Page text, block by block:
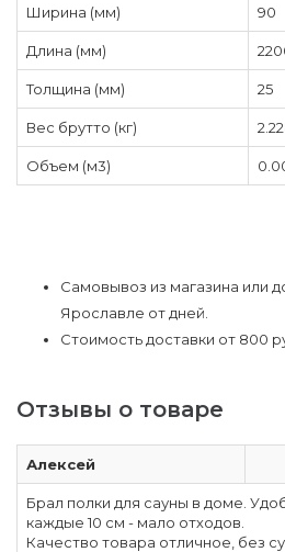
Ширина (мм) 90
Длина (мм)
Толщина (мм) 25
Вес брутто (кг)
Объем (м3)
Самовывоз из магазина или
Ярославле от дней.
Стоимость доставки от 800
Отзывы о товаре
Алексей
Брал полки для сауны в доме.
каждые 10 см - мало отходов.
Качество товара отличное, без